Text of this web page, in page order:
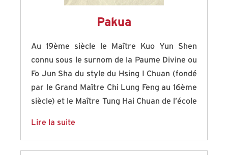
Pakua
Au 19ème siècle le Maître Kuo Yun Shen
connu sous le surnom de la Paume Divine ou
Fo Jun Sha du style du Hsing I Chuan (fondé
par le Grand Maître Chi Lung Feng au 16ème
siècle) et le Maître Tung Hai Chuan de l’école
ces trois jours n’ayant ni vainqueur ni
Lire la suite